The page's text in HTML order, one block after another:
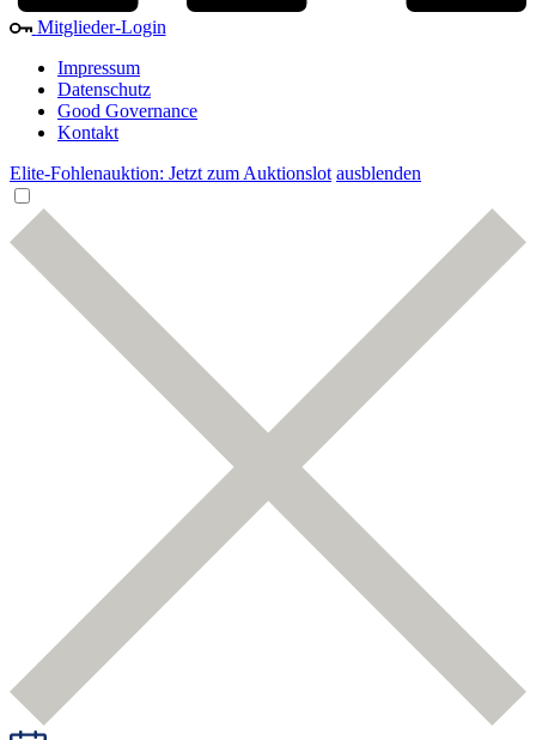
Mitglieder-Login
Impressum
Datenschutz
Good Governance
Kontakt
Elite-Fohlenauktion: Jetzt zum Auktionslot ausblenden